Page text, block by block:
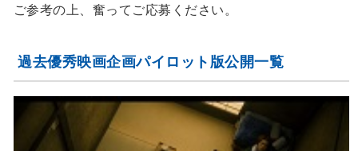
ご参考の上、奮ってご応募ください。
過去優秀映画企画パイロット版公開一覧